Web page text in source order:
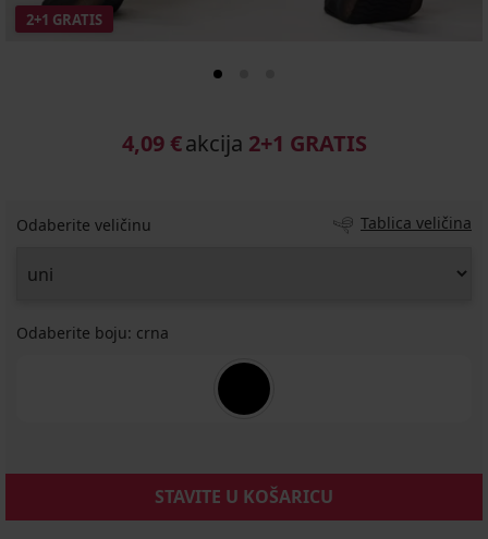
2+1 GRATIS
4,09 €akcija 2+1 GRATIS
Odaberite veličinu Tablica veličina
Odaberite boju: crna
STAVITE U KOŠARICU